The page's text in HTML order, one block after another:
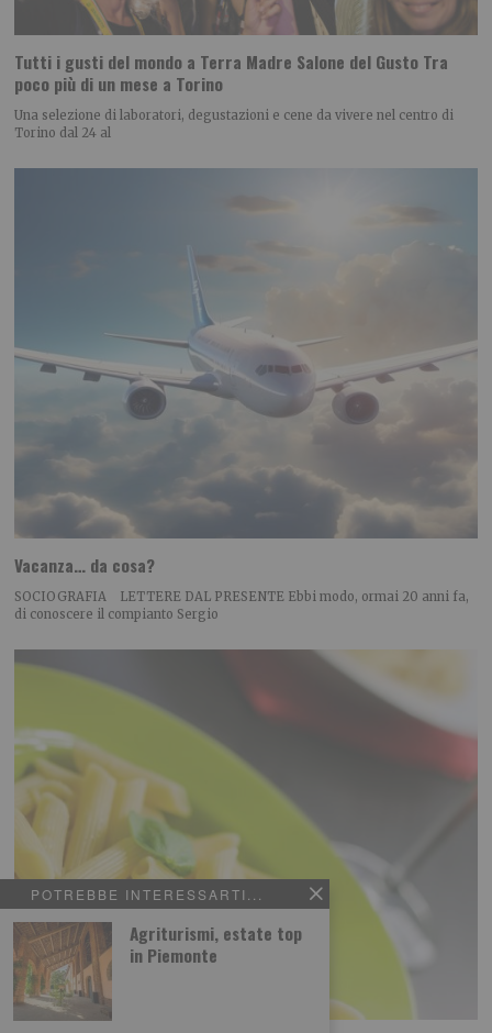
POTREBBE INTERESSARTI...
Agriturismi, estate top
in Piemonte
Tutti i gusti del mondo a Terra Madre Salone del Gusto Tra
poco più di un mese a Torino
Una selezione di laboratori, degustazioni e cene da vivere nel centro di
Torino dal 24 al
Vacanza… da cosa?
SOCIOGRAFIA LETTERE DAL PRESENTE Ebbi modo, ormai 20 anni fa,
di conoscere il compianto Sergio